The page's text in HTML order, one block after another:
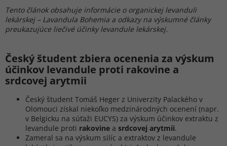
Tento článok obsahuje informácie o organickej levanduli
lekárskej – Lavandula Bohemia a odkazy na výskumné články
preukazujúce liečivé účinky levandule lekárskej.
Český študent zbiera ocenenia za výskum
účinkov levandule proti rakovine a
srdcovej arytmii
Český študent Tomáš Heger z Univerzity Palackého v
Olomouci získal niekoľko medzinárodných ocenení (napr.
v Belgicku na súťaži EUCYS) za výskum účinkov extraktu z
levandule proti rakovine a srdcovej arytmii.
Zameral sa na výskum silíc a extraktov z levandule